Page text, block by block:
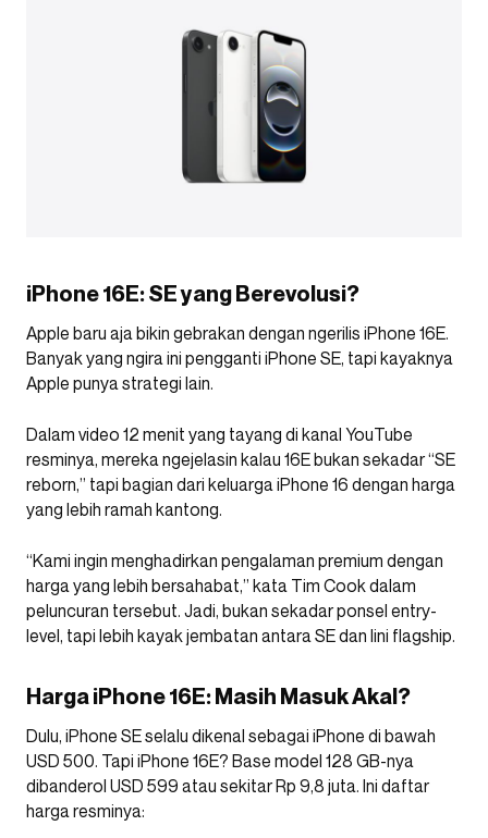
iPhone 16E: SE yang Berevolusi?
Apple baru aja bikin gebrakan dengan ngerilis iPhone 16E.
Banyak yang ngira ini pengganti iPhone SE, tapi kayaknya
Apple punya strategi lain.
Dalam video 12 menit yang tayang di kanal YouTube
resminya, mereka ngejelasin kalau 16E bukan sekadar “SE
reborn,” tapi bagian dari keluarga iPhone 16 dengan harga
yang lebih ramah kantong.
“Kami ingin menghadirkan pengalaman premium dengan
harga yang lebih bersahabat,” kata Tim Cook dalam
peluncuran tersebut. Jadi, bukan sekadar ponsel entry-
level, tapi lebih kayak jembatan antara SE dan lini flagship.
Harga iPhone 16E: Masih Masuk Akal?
Dulu, iPhone SE selalu dikenal sebagai iPhone di bawah
USD 500. Tapi iPhone 16E? Base model 128 GB-nya
dibanderol USD 599 atau sekitar Rp 9,8 juta. Ini daftar
harga resminya: